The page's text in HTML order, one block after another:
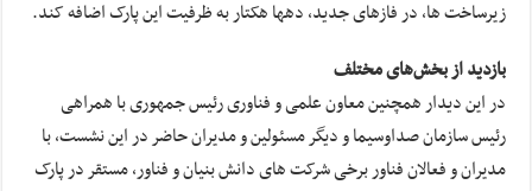
زیرساخت ها، در فازهای جدید، دهها هکتار به ظرفیت این پارک اضافه کند.
بازدید از بخش‌های مختلف
در این دیدار همچنین معاون علمی و فناوری رئیس جمهوری با همراهی
رئیس سازمان صداوسیما و دیگر مسئولین و مدیران حاضر در این نشست، با
مدیران و فعالان فناور برخی شرکت های دانش بنیان و فناور، مستقر در پارک